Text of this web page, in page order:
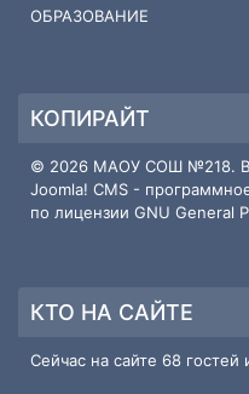
ОБРАЗОВАНИЕ
КОПИРАЙТ
© 2026 МАОУ СОШ №218.
Joomla! CMS -
по лицензии GNU General
КТО НА САЙТЕ
Сейчас на сайте 68 гостей